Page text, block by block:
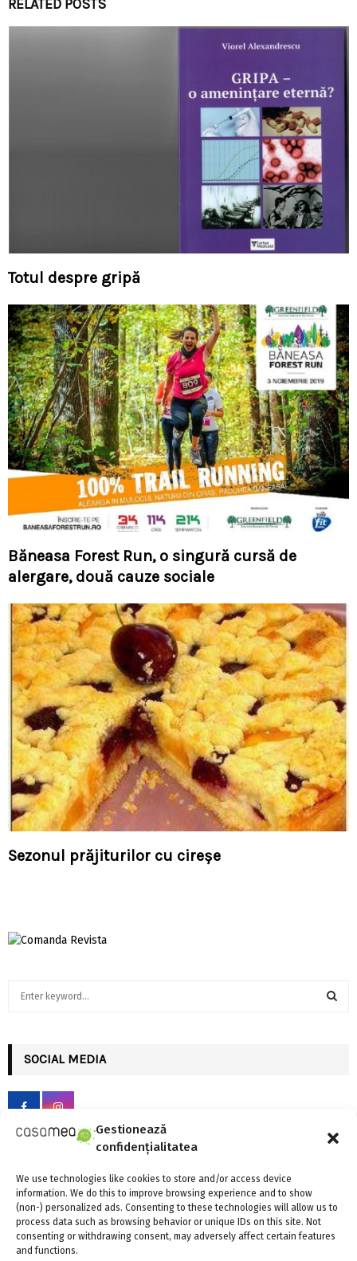
Gestionează
confidențialitatea
We use technologies like cookies to store and/or access device
information. We do this to improve browsing experience and to show
(non-) personalized ads. Consenting to these technologies will allow us to
process data such as browsing behavior or unique IDs on this site. Not
consenting or withdrawing consent, may adversely affect certain features
and functions.
RELATED POSTS
Totul despre gripă
Băneasa Forest Run, o singură cursă de
alergare, două cauze sociale
Sezonul prăjiturilor cu cireșe
h
f
o
SOCIAL MEDIA
FII LA CURENT CU NOUTATILE
INSTAGRAM